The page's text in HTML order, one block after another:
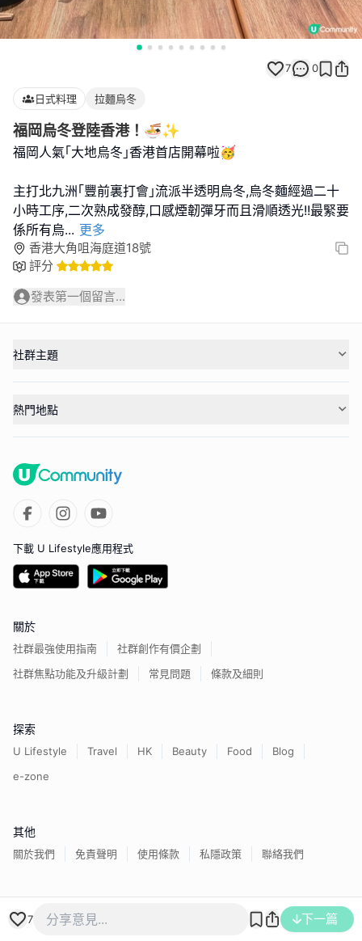
7 0
日式料理 拉麵烏冬
福岡烏冬登陸香港！🍜✨
福岡人氣｢大地烏冬｣香港首店開幕啦🥳
主打北九洲｢豐前裏打會｣流派半透明烏冬,烏冬麵經過二十
小時工序,二次熟成發醇,口感煙韌彈牙而且滑順透光!!最緊要
係所有烏... 更多
香港大角咀海庭道18號
評分
發表第一個留言...
7 下一篇
社群主題
熱門地點
下載 U Lifestyle應用程式
關於
社群最強使用指南
社群創作有價企劃
社群焦點功能及升級計劃
常見問題 條款及細則
探索
U Lifestyle Travel HK Beauty Food
Blog
e-zone
其他
關於我們 免責聲明 使用條款 私隱政策 聯絡我們
香港經濟日報版權所有©